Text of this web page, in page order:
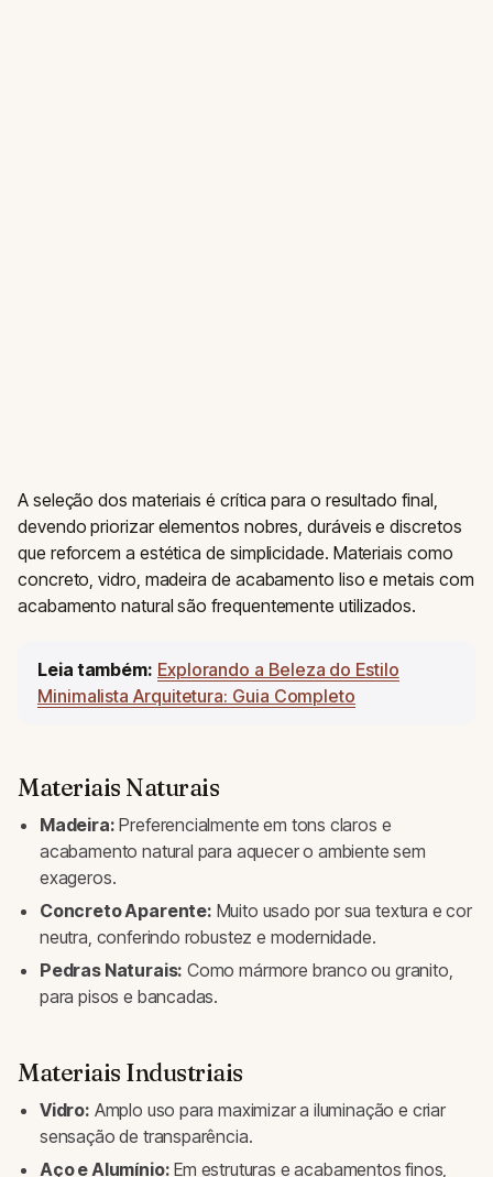
A seleção dos materiais é crítica para o resultado final,
devendo priorizar elementos nobres, duráveis e discretos
que reforcem a estética de simplicidade. Materiais como
concreto, vidro, madeira de acabamento liso e metais com
acabamento natural são frequentemente utilizados.
Leia também: Explorando a Beleza do Estilo
Minimalista Arquitetura: Guia Completo
Materiais Naturais
Madeira: Preferencialmente em tons claros e
acabamento natural para aquecer o ambiente sem
exageros.
Concreto Aparente: Muito usado por sua textura e cor
neutra, conferindo robustez e modernidade.
Pedras Naturais: Como mármore branco ou granito,
para pisos e bancadas.
Materiais Industriais
Vidro: Amplo uso para maximizar a iluminação e criar
sensação de transparência.
Aço e Alumínio: Em estruturas e acabamentos finos,